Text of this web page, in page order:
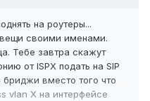
на роутеры...
своими именами.
Тебе завтра скажут
от ISPX подать на SIP
вместо того что
vlan Х на интерфейсе